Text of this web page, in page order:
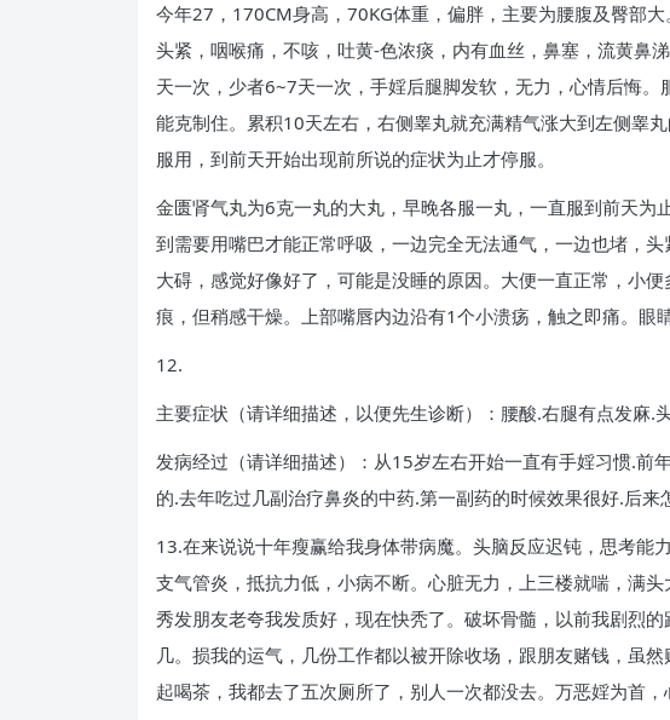
今年27，170CM身高，70KG体重，偏胖，主要为腰腹及臀部
头紧，咽喉痛，不咳，吐黄-色浓痰，内有血丝，鼻塞，流黄鼻
天一次，少者6~7天一次，手婬后腿脚发软，无力，心情后悔
能克制住。累积10天左右，右侧睾丸就充满精气涨大到左侧睾
服用，到前天开始出现前所说的症状为止才停服。
金匮肾气丸为6克一丸的大丸，早晚各服一丸，一直服到前天
到需要用嘴巴才能正常呼吸，一边完全无法通气，一边也堵，
大碍，感觉好像好了，可能是没睡的原因。大便一直正常，小
痕，但稍感干燥。上部嘴唇内边沿有1个小溃疡，触之即痛。眼
12.
主要症状（请详细描述，以便先生诊断）：腰酸.右腿有点发麻
发病经过（请详细描述）：从15岁左右开始一直有手婬习惯.前
的.去年吃过几副治疗鼻炎的中药.第一副药的时候效果很好.后
13.在来说说十年瘦赢给我身体带病魔。头脑反应迟钝，思考能
支气管炎，抵抗力低，小病不断。心脏无力，上三楼就喘，满
秀发朋友老夸我发质好，现在快秃了。破坏骨髓，以前我剧烈
几。损我的运气，几份工作都以被开除收场，跟朋友赌钱，虽
起喝茶，我都去了五次厕所了，别人一次都没去。万恶婬为首